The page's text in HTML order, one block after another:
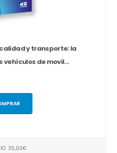
y transporte: la
de movil...
35,00€